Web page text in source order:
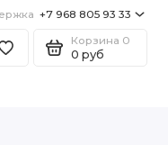
+7 968 805 93 33
Корзина 0
0 руб